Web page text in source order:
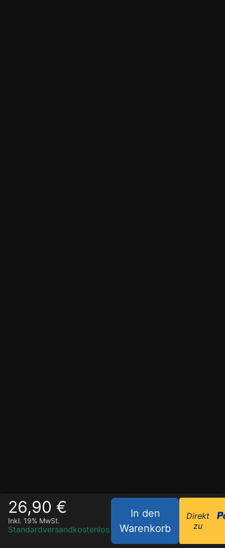
26,90 €
Inkl. 19% MwSt.
Standardversandkostenlos
In den
Warenkorb
Direkt
zu